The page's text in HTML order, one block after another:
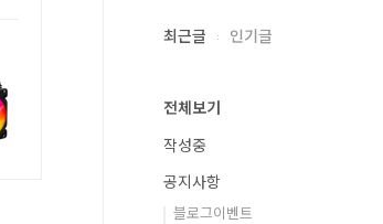
최근글 인기글
전체보기
작성중
공지사항
블로그이벤트